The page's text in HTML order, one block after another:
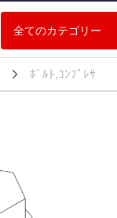
全てのカテゴリー
ﾎﾞﾙﾄ,ｺﾝﾌﾟﾚｻ